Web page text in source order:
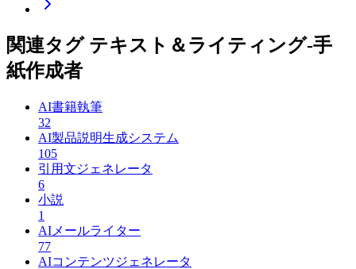
関連タグ テキスト＆ライティング-手
紙作成者
AI書籍執筆
32
AI製品説明生成システム
105
引用文ジェネレータ
6
小説
1
AIメールライター
77
AIコンテンツジェネレータ